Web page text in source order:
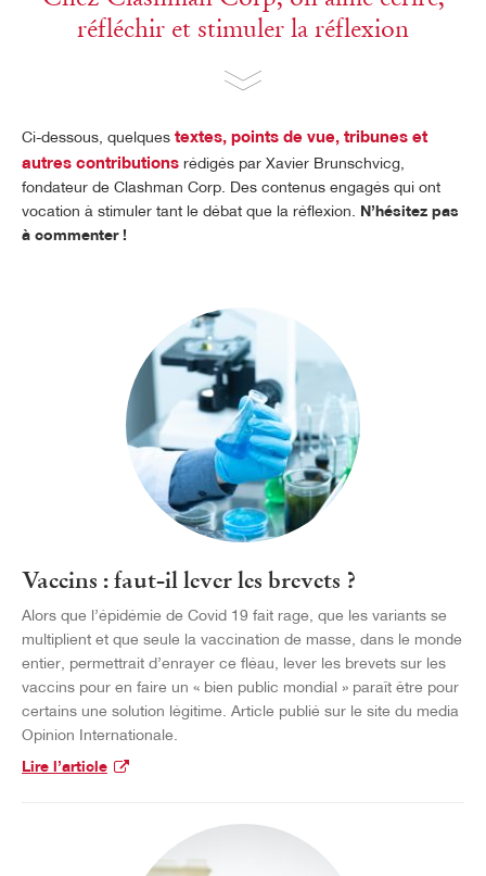
réfléchir et stimuler la réflexion
Ci-dessous, quelques textes, points de vue, tribunes et
autres contributions rédigés par Xavier Brunschvicg,
fondateur de Clashman Corp. Des contenus engagés qui ont
vocation à stimuler tant le débat que la réflexion. N’hésitez pas
à commenter !
Vaccins : faut-il lever les brevets ?
Alors que l’épidémie de Covid 19 fait rage, que les variants se
multiplient et que seule la vaccination de masse, dans le monde
entier, permettrait d’enrayer ce fléau, lever les brevets sur les
vaccins pour en faire un « bien public mondial » paraît être pour
certains une solution légitime. Article publié sur le site du media
Opinion Internationale.
Lire l’article